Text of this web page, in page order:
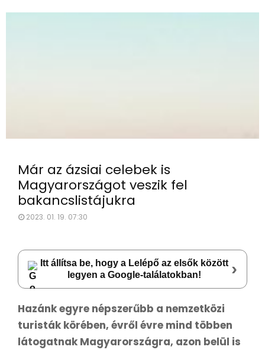
Már az ázsiai celebek is
Magyarországot veszik fel
bakancslistájukra
2023. 01. 19. 07:30
Itt állítsa be, hogy a Lelépő az elsők között
legyen a Google-találatokban!
›
Hazánk egyre népszerűbb a nemzetközi
turisták körében, évről évre mind többen
látogatnak Magyarországra, azon belül is